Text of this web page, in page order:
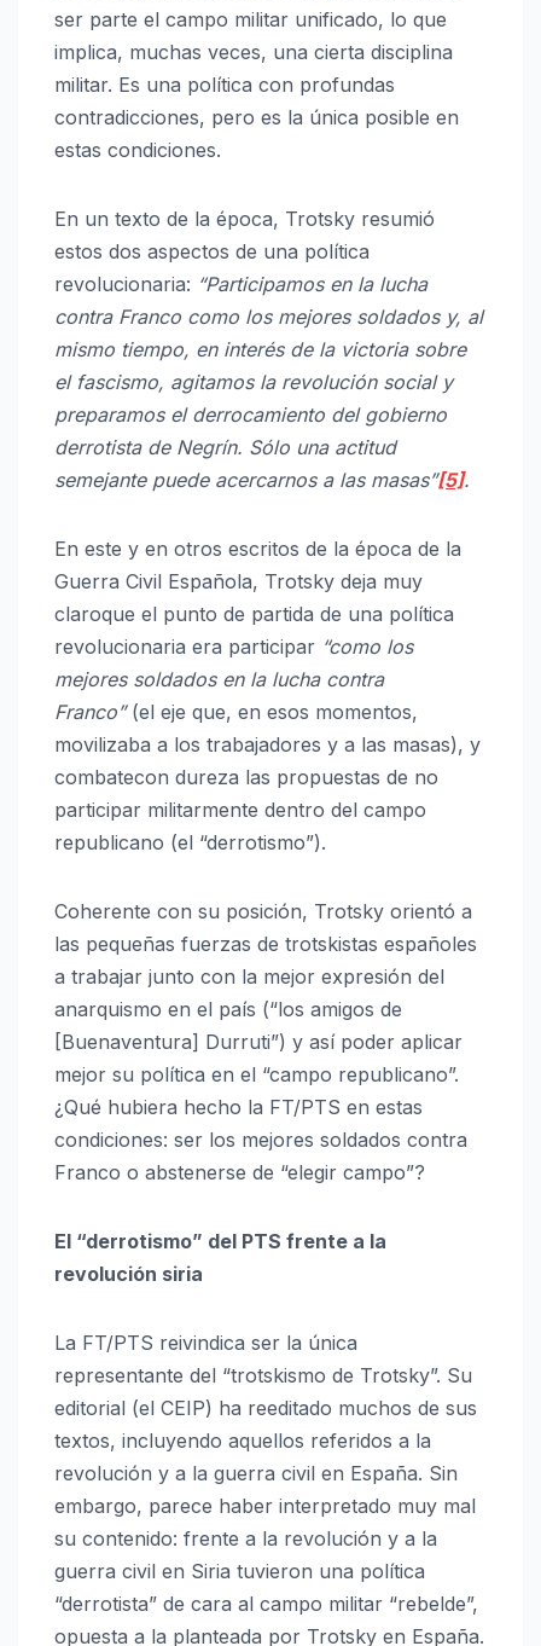
ser parte el campo militar unificado, lo que
implica, muchas veces, una cierta disciplina
militar. Es una política con profundas
contradicciones, pero es la única posible en
estas condiciones.
En un texto de la época, Trotsky resumió
estos dos aspectos de una política
revolucionaria: “Participamos en la lucha
contra Franco como los mejores soldados y, al
mismo tiempo, en interés de la victoria sobre
el fascismo, agitamos la revolución social y
preparamos el derrocamiento del gobierno
derrotista de Negrín. Sólo una actitud
semejante puede acercarnos a las masas”[5].
En este y en otros escritos de la época de la
Guerra Civil Española, Trotsky deja muy
claroque el punto de partida de una política
revolucionaria era participar “como los
mejores soldados en la lucha contra
Franco” (el eje que, en esos momentos,
movilizaba a los trabajadores y a las masas), y
combatecon dureza las propuestas de no
participar militarmente dentro del campo
republicano (el “derrotismo”).
Coherente con su posición, Trotsky orientó a
las pequeñas fuerzas de trotskistas españoles
a trabajar junto con la mejor expresión del
anarquismo en el país (“los amigos de
[Buenaventura] Durruti”) y así poder aplicar
mejor su política en el “campo republicano”.
¿Qué hubiera hecho la FT/PTS en estas
condiciones: ser los mejores soldados contra
Franco o abstenerse de “elegir campo”?
El “derrotismo” del PTS frente a la
revolución siria
La FT/PTS reivindica ser la única
representante del “trotskismo de Trotsky”. Su
editorial (el CEIP) ha reeditado muchos de sus
textos, incluyendo aquellos referidos a la
revolución y a la guerra civil en España. Sin
embargo, parece haber interpretado muy mal
su contenido: frente a la revolución y a la
guerra civil en Siria tuvieron una política
“derrotista” de cara al campo militar “rebelde”,
opuesta a la planteada por Trotsky en España.